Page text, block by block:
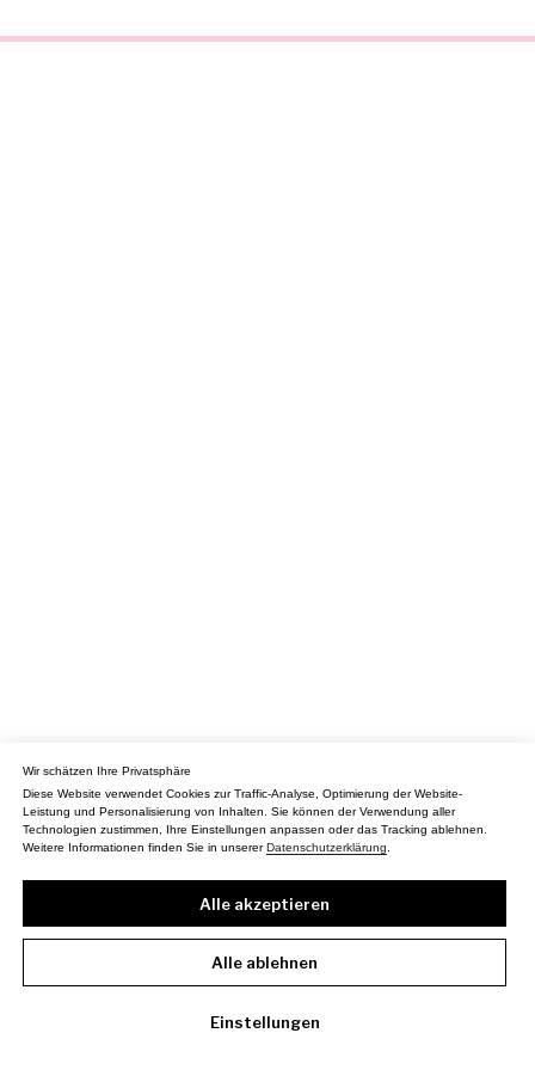
Wir schätzen Ihre Privatsphäre
Diese Website verwendet Cookies zur Traffic-Analyse, Optimierung der Website-
Leistung und Personalisierung von Inhalten. Sie können der Verwendung aller
Technologien zustimmen, Ihre Einstellungen anpassen oder das Tracking ablehnen.
Weitere Informationen finden Sie in unsererDatenschutzerklärung
Alle akzeptieren
Alle ablehnen
Einstellungen